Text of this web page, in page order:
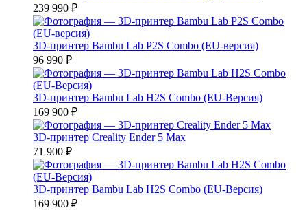
239 990 ₽
3D-принтер Bambu Lab P2S Combo (EU-версия)
96 990 ₽
3D-принтер Bambu Lab H2S Combo (EU-Версия)
169 900 ₽
3D-принтер Creality Ender 5 Max
71 900 ₽
3D-принтер Bambu Lab H2S Combo (EU-Версия)
169 900 ₽